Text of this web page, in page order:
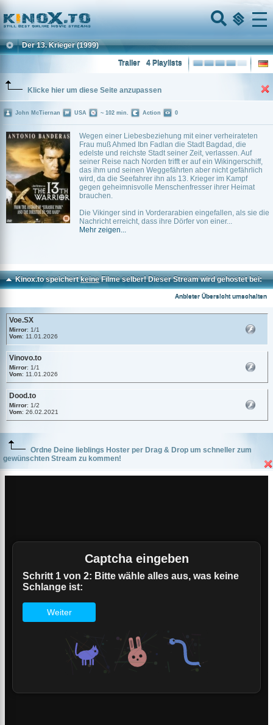
Home
Menu
Der 13. Krieger (1999)
4 Playlists
Trailer
Klicke hier um diese Seite anzupassen
Wegen einer Liebesbeziehung mit einer verheirateten
Frau muß Ahmed Ibn Fadlan die Stadt Bagdad, die
edelste und reichste Stadt seiner Zeit, verlassen. Auf
seiner Reise nach Norden trifft er auf ein Wikingerschiff,
das ihm und seinen Weggefährten aber nicht gefährlich
wird, da die Seefahrer ihn als 13. Krieger im Kampf
gegen geheimnisvolle Menschenfresser ihrer Heimat
brauchen.
Die Vikinger sind in Vorderarabien eingefallen, als sie die
Nachricht erreicht, dass ihre Dörfer von einer...
Mehr zeigen...
John McTiernan USA ~ 102 min. Action 0
Kinox.to speichertkeineFilme selber! Dieser Stream wird gehostet bei:
Anbieter Übersicht umschalten
Voe.SX
Mirror: 1/1
Vom: 11.01.2026
Vinovo.to
Mirror: 1/1
Vom: 11.01.2026
Dood.to
Mirror: 1/2
Vom: 26.02.2021
Ordne Deine lieblings Hoster per Drag & Drop um schneller zum
gewünschten Stream zu kommen!